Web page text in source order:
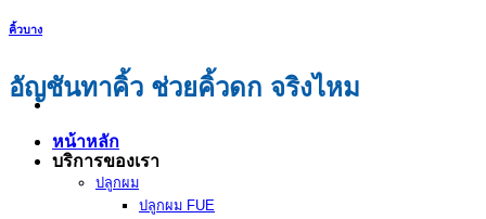
หน้าหลัก
บริการของเรา
ปลูกผม
ปลูกผม FUE
คิ้วบาง
อัญชันทาคิ้ว ช่วยคิ้วดก จริงไหม